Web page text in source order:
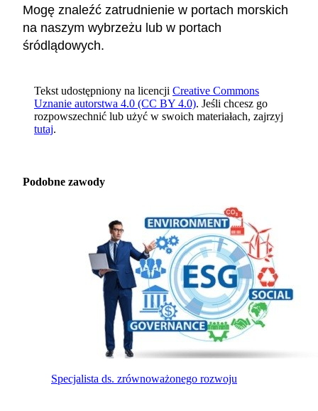
Mogę znaleźć zatrudnienie w portach morskich
na naszym wybrzeżu lub w portach
śródlądowych.
Tekst udostępniony na licencji Creative Commons
Uznanie autorstwa 4.0 (CC BY 4.0). Jeśli chcesz go
rozpowszechnić lub użyć w swoich materiałach, zajrzyj
tutaj.
Podobne zawody
Specjalista ds. zrównoważonego rozwoju